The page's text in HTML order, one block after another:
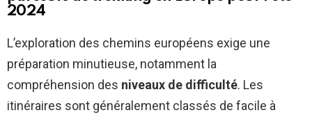
2024
L’exploration des chemins européens exige une
préparation minutieuse, notamment la
compréhension des niveaux de difficulté. Les
itinéraires sont généralement classés de facile à